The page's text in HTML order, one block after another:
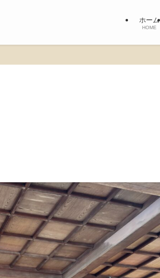
ホーム
HOME